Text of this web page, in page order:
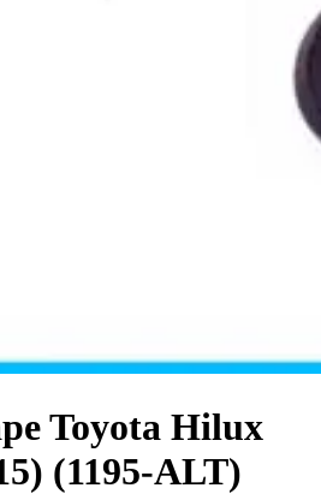
Toyota Hilux
(1195-ALT)